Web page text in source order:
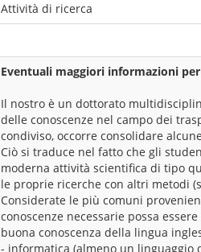
Attività di ricerca
Eventuali maggiori informazioni
Il nostro è un dottorato
delle conoscenze nel campo dei
condiviso, occorre consolidare
Ciò si traduce nel fatto che gli
moderna attività scientifica di tipo
le proprie ricerche con altri metodi
Considerate le più comuni
conoscenze necessarie possa
buona conoscenza della lingua
- informatica (almeno un linguaggio